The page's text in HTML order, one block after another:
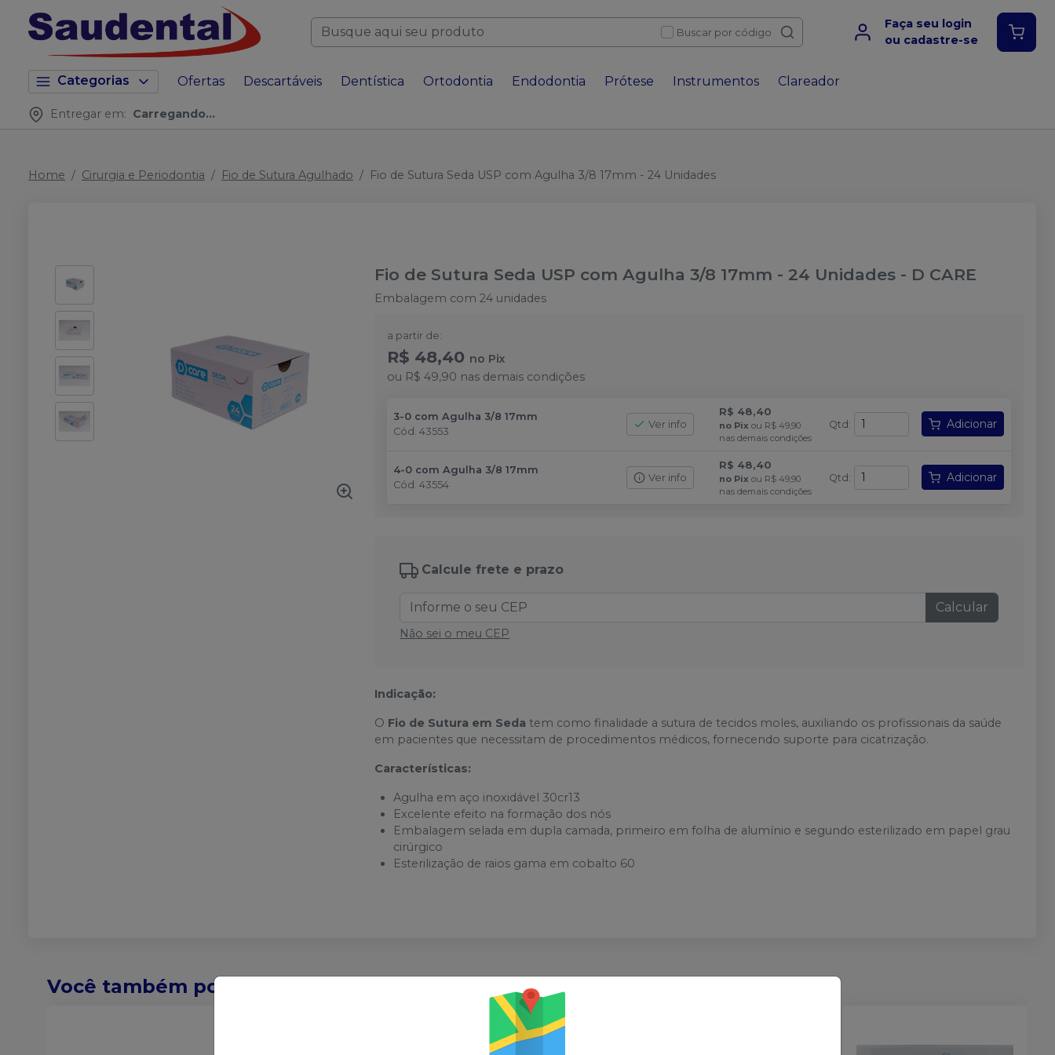
Buscar por código
Faça seu login
ou cadastre-se
Categorias Ofertas Descartáveis Dentística Ortodontia Endodontia Prótese Instrumentos Clareador
Entregar em: Carregando...
Home Cirurgia e Periodontia Fio de Sutura Agulhado Fio de Sutura Seda USP com Agulha 3/8 17mm - 24 Unidades
Fio de Sutura Seda USP com Agulha 3/8 17mm - 24 Unidades - D CARE
Embalagem com 24 unidades
a partir de:
R$ 48,40 no Pix
ou R$ 49,90 nas demais condições
3-0 com Agulha 3/8 17mm
Cód.43553
Ver info
R$ 48,40
no Pix ou R$ 49,90
nas demais condições
Qtd : Adicionar
4-0 com Agulha 3/8 17mm
Cód.43554
Ver info
R$ 48,40
no Pix ou R$ 49,90
nas demais condições
Qtd : Adicionar
Calcule frete e prazo
Calcular
Não sei o meu CEP
Indicação:
O Fio de Sutura em Seda tem como finalidade a sutura de tecidos moles, auxiliando os profissionais da saúde
em pacientes que necessitam de procedimentos médicos, fornecendo suporte para cicatrização.
Características:
Agulha em aço inoxidável 30cr13
Excelente efeito na formação dos nós
Embalagem selada em dupla camada, primeiro em folha de alumínio e segundo esterilizado em papel grau
cirúrgico
Esterilização de raios gama em cobalto 60
Você também pode gostar desses